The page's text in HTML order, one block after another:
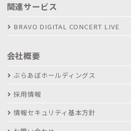
関連サービス
BRAVO DIGITAL CONCERT LIVE
会社概要
ぶらあぼホールディングス
採用情報
情報セキュリティ基本方針